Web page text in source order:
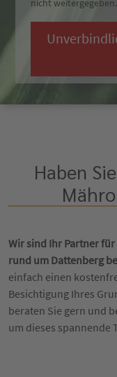
nicht weitergegeben.
Haben
Wir sind Ihr Partner
rund um Dattenberg
einfach einen
Besichtigung Ihres
beraten Sie gern und
um dieses spannende